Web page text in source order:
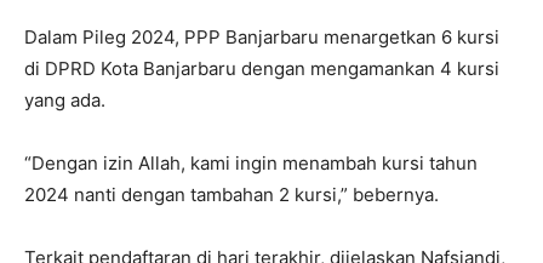
Dalam Pileg 2024, PPP Banjarbaru menargetkan 6 kursi
di DPRD Kota Banjarbaru dengan mengamankan 4 kursi
yang ada.
“Dengan izin Allah, kami ingin menambah kursi tahun
2024 nanti dengan tambahan 2 kursi,” bebernya.
Terkait pendaftaran di hari terakhir, dijelaskan Nafsiandi,